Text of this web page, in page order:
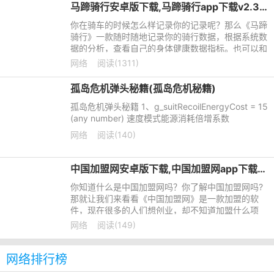
马蹄骑行安卓版下载,马蹄骑行app下载v2.3.0
你在骑车的时候怎么样记录你的记录呢？那么《马蹄
骑行》一款随时随地记录你的骑行数据，根据系统数
据的分析，查看自己的身体健康数据指标。也可以和
好友进行分享你的数据，还可以自己自由的设置训练
网络 阅读(1311)
孤岛危机弹头秘籍(孤岛危机秘籍)
孤岛危机弹头秘籍 1、g_suitRecoilEnergyCost = 15
(any number) 速度模式能源消耗倍增系数
网络
阅读(140)
中国加盟网安卓版下载,中国加盟网app下载v3.5.9
你知道什么是中国加盟网吗？你了解中国加盟网吗?
那就让我们来看看《中国加盟网》是一款加盟的软
件，现在很多的人们想创业，却不知道加盟什么项
目？覆盖餐饮加盟、、服装加盟、幼儿加盟等18大
网络 阅读(149)
网络排行榜